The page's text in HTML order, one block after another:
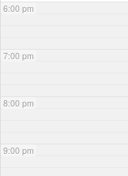
6:00 pm
7:00 pm
8:00 pm
9:00 pm